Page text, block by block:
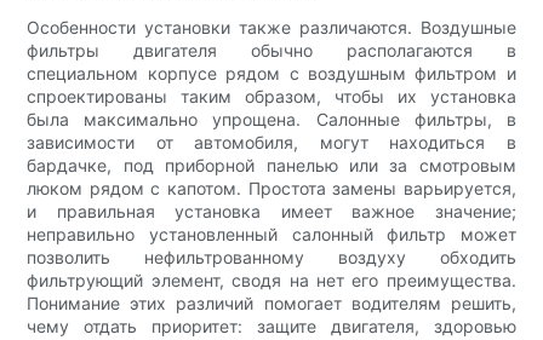
Особенности установки также различаются. Воздушные
фильтры двигателя обычно располагаются в
специальном корпусе рядом с воздушным фильтром и
спроектированы таким образом, чтобы их установка
была максимально упрощена. Салонные фильтры, в
зависимости от автомобиля, могут находиться в
бардачке, под приборной панелью или за смотровым
люком рядом с капотом. Простота замены варьируется,
и правильная установка имеет важное значение;
неправильно установленный салонный фильтр может
позволить нефильтрованному воздуху обходить
фильтрующий элемент, сводя на нет его преимущества.
Понимание этих различий помогает водителям решить,
чему отдать приоритет: защите двигателя, здоровью